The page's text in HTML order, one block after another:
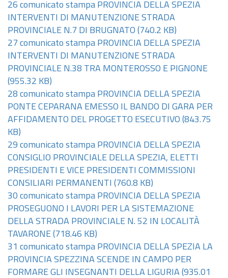
26 comunicato stampa PROVINCIA DELLA SPEZIA
INTERVENTI DI MANUTENZIONE STRADA
PROVINCIALE N.7 DI BRUGNATO (740.2 KB)
27 comunicato stampa PROVINCIA DELLA SPEZIA
INTERVENTI DI MANUTENZIONE STRADA
PROVINCIALE N.38 TRA MONTEROSSO E PIGNONE
(955.32 KB)
28 comunicato stampa PROVINCIA DELLA SPEZIA
PONTE CEPARANA EMESSO IL BANDO DI GARA PER
AFFIDAMENTO DEL PROGETTO ESECUTIVO (843.75
KB)
29 comunicato stampa PROVINCIA DELLA SPEZIA
CONSIGLIO PROVINCIALE DELLA SPEZIA, ELETTI
PRESIDENTI E VICE PRESIDENTI COMMISSIONI
CONSILIARI PERMANENTI (760.8 KB)
30 comunicato stampa PROVINCIA DELLA SPEZIA
PROSEGUONO I LAVORI PER LA SISTEMAZIONE
DELLA STRADA PROVINCIALE N. 52 IN LOCALITÀ
TAVARONE (718.46 KB)
31 comunicato stampa PROVINCIA DELLA SPEZIA LA
PROVINCIA SPEZZINA SCENDE IN CAMPO PER
FORMARE GLI INSEGNANTI DELLA LIGURIA (935.01